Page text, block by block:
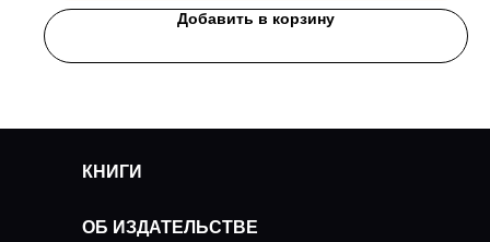
Добавить в корзину
КНИГИ
ОБ ИЗДАТЕЛЬСТВЕ